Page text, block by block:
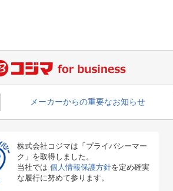
メーカーからの重要なお知らせ
株式会社コジマは「プライバシーマー
ク」を取得しました。
当社では 個人情報保護方針を定め確実
な履行に努めて参ります。